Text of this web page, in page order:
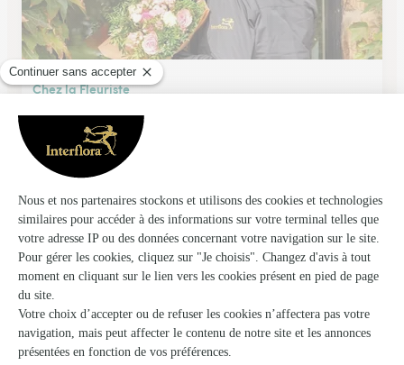
Chez la Fleuriste
Marguerittes
★4.6 (124)
5 rue du Ventoux